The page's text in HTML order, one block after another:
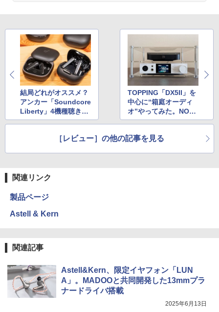
結局どれがオススメ？
アンカー「Soundcore
Liberty」4機種聴き比
べた
TOPPING「DX5II」を
中心に“箱庭オーディ
オ”やってみた。NODE
NANOと相性抜群
［レビュー］の他の記事を見る
関連リンク
製品ページ
Astell & Kern
関連記事
Astell&Kern、限定イヤフォン「LUN
A」。MADOOと共同開発した13mmプラ
ナードライバ搭載
2025年6月13日